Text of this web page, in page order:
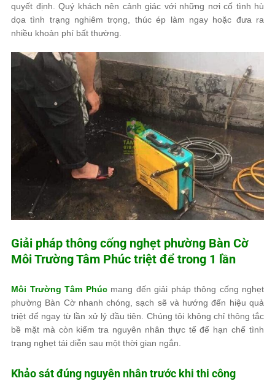
quyết định. Quý khách nên cảnh giác với những nơi cố tình hù
dọa tình trạng nghiêm trọng, thúc ép làm ngay hoặc đưa ra
nhiều khoản phí bất thường.
Giải pháp thông cống nghẹt phường Bàn Cờ
Môi Trường Tâm Phúc triệt để trong 1 lần
Môi Trường Tâm Phúcmang đến giải pháp thông cống nghẹt
phường Bàn Cờ nhanh chóng, sạch sẽ và hướng đến hiệu quả
triệt để ngay từ lần xử lý đầu tiên. Chúng tôi không chỉ thông tắc
bề mặt mà còn kiểm tra nguyên nhân thực tế để hạn chế tình
trạng nghẹt tái diễn sau một thời gian ngắn.
Khảo sát đúng nguyên nhân trước khi thi công